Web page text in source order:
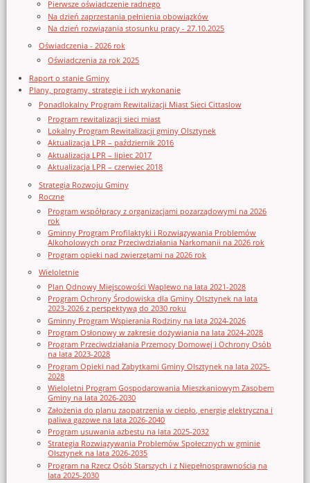
Pierwsze oświadczenie radnego
Na dzień zaprzestania pełnienia obowiązków
Na dzień rozwiązania stosunku pracy - 27.10.2025
Oświadczenia - 2026 rok
Oświadczenia za rok 2025
Raport o stanie Gminy
Plany, programy, strategie i ich wykonanie
Ponadlokalny Program Rewitalizacji Miast Sieci Cittaslow
Program rewitalizacji sieci miast
Lokalny Program Rewitalizacji gminy Olsztynek
Aktualizacja LPR – październik 2016
Aktualizacja LPR – lipiec 2017
Aktualizacja LPR – czerwiec 2018
Strategia Rozwoju Gminy
Roczne
Program współpracy z organizacjami pozarządowymi na 2026
rok
Gminny Program Profilaktyki i Rozwiązywania Problemów
Alkoholowych oraz Przeciwdziałania Narkomanii na 2026 rok
Program opieki nad zwierzętami na 2026 rok
Wieloletnie
Plan Odnowy Miejscowości Waplewo na lata 2021-2028
Program Ochrony Środowiska dla Gminy Olsztynek na lata
2023-2026 z perspektywą do 2030 roku
Gminny Program Wspierania Rodziny na lata 2024-2026
Program Osłonowy w zakresie dożywiania na lata 2024-2028
Program Przeciwdziałania Przemocy Domowej i Ochrony Osób
na lata 2023-2028
Program Opieki nad Zabytkami Gminy Olsztynek na lata 2025-
2028
Wieloletni Program Gospodarowania Mieszkaniowym Zasobem
Gminy na lata 2026-2030
Założenia do planu zaopatrzenia w ciepło, energię elektryczna i
paliwa gazowe na lata 2026-2040
Program usuwania azbestu na lata 2025-2032
Strategia Rozwiązywania Problemów Społecznych w gminie
Olsztynek na lata 2026-2035
Program na Rzecz Osób Starszych i z Niepełnosprawnością na
lata 2025-2030